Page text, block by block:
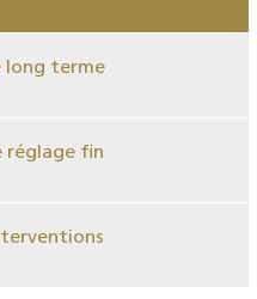
long terme
réglage fin